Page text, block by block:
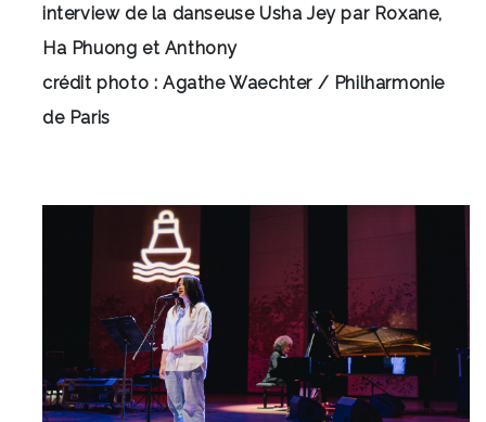
interview de la danseuse Usha Jey par Roxane,
Ha Phuong et Anthony
crédit photo : Agathe Waechter / Philharmonie
de Paris